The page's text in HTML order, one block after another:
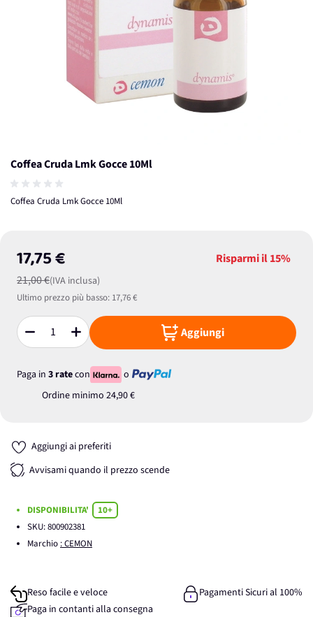
Coffea Cruda Lmk Gocce 10Ml
Coffea Cruda Lmk Gocce 10Ml
17,75 €
21,00 €(IVA inclusa)
Risparmi il15%
Ultimo prezzo più basso: 17,76 €
Quantità Aggiungi
Paga in 3 ratecon
o
Ordine minimo 24,90 €
Aggiungi ai preferiti
Avvisami quando il prezzo scende
DISPONIBILITA'
10+
SKU:800902381
Marchio : CEMON
Reso facile e veloce
Pagamenti Sicuri al 100%
Paga in contanti alla consegna